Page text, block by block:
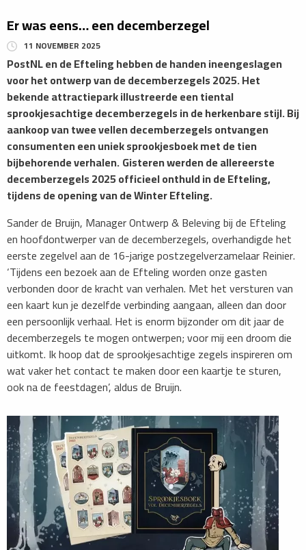
Er was eens… een decemberzegel
11 NOVEMBER 2025
PostNL en de Efteling hebben de handen ineengeslagen
voor het ontwerp van de decemberzegels 2025. Het
bekende attractiepark illustreerde een tiental
sprookjesachtige decemberzegels in de herkenbare stijl. Bij
aankoop van twee vellen decemberzegels ontvangen
consumenten een uniek sprookjesboek met de tien
bijbehorende verhalen.Gisteren werden de allereerste
decemberzegels 2025 officieel onthuld in de Efteling,
tijdens de opening van de Winter Efteling.
Sander de Bruijn, Manager Ontwerp & Beleving bij de Efteling
en hoofdontwerper van de decemberzegels, overhandigde het
eerste zegelvel aan de 16-jarige postzegelverzamelaar Reinier.
‘Tijdens een bezoek aan de Efteling worden onze gasten
verbonden door de kracht van verhalen. Met het versturen van
een kaart kun je dezelfde verbinding aangaan, alleen dan door
een persoonlijk verhaal. Het is enorm bijzonder om dit jaar de
decemberzegels te mogen ontwerpen; voor mij een droom die
uitkomt. Ik hoop dat de sprookjesachtige zegels inspireren om
wat vaker het contact te maken door een kaartje te sturen,
ook na de feestdagen’, aldus de Bruijn.